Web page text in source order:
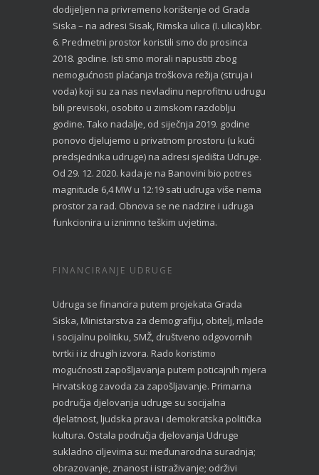
dodijeljen na privremeno korištenje od Grada
Siska – na adresi Sisak, Rimska ulica (I. ulica) kbr.
6. Predmetni prostor koristili smo do prosinca
2018. godine. Isti smo morali napustiti zbog
nemogućnosti plaćanja troškova režija (struja i
voda) koji su za nas nevladinu neprofitnu udrugu
bili previsoki, osobito u zimskom razdoblju
godine. Tako nadalje, od siječnja 2019. godine
ponovo djelujemo u privatnom prostoru (u kući
predsjednika udruge) na adresi sjedišta Udruge.
Od 29. 12. 2020. kada je na Banovini bio potres
magnitude 6,4 MW u 12:19 sati udruga više nema
prostor za rad. Obnova se ne nadzire i udruga
funkcionira u iznimno teškim uvjetima.
FINANCIRANJE UDRUGE
Udruga se financira putem projekata Grada
Siska, Ministarstva za demografiju, obitelj, mlade
i socijalnu politiku, SMŽ, društveno odgovornih
tvrtki i iz drugih izvora. Rado koristimo
mogućnosti zapošljavanja putem poticajnih mjera
Hrvatskog zavoda za zapošljavanje. Primarna
područja djelovanja udruge su socijalna
djelatnost, ljudska prava i demokratska politička
kultura. Ostala područja djelovanja Udruge
sukladno ciljevima su: međunarodna suradnja;
obrazovanje, znanost i istraživanje; održivi